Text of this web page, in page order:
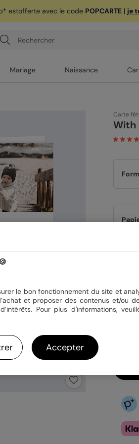
estofferte avec le code POPCARTE| je
Mariage Naissance
Carte
With
le bon fonctionnement du site et
et proposer des contenus et/ou
Pour plus d'informations,
Accepter